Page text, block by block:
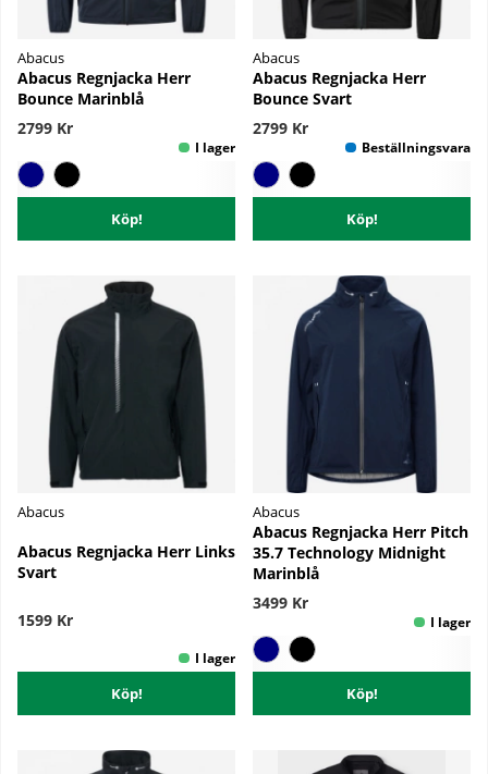
Abacus
Abacus Regnjacka Herr
Bounce Marinblå
2799 Kr
Köp!
Abacus
Abacus Regnjacka Herr
Bounce Svart
2799 Kr
Köp!
Abacus
Abacus Regnjacka Herr Links
Svart
1599 Kr
Köp!
Abacus
Abacus Regnjacka Herr Pitch
35.7 Technology Midnight
Marinblå
3499 Kr
Köp!